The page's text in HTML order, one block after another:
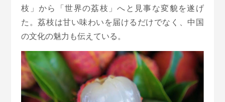
枝」から「世界の荔枝」へと見事な変貌を遂げ
た。荔枝は甘い味わいを届けるだけでなく、中国
の文化の魅力も伝えている。